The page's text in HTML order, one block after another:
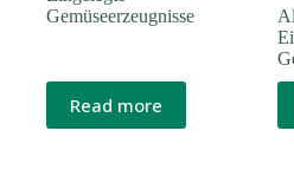
Gemüseerzeugnisse
Read more